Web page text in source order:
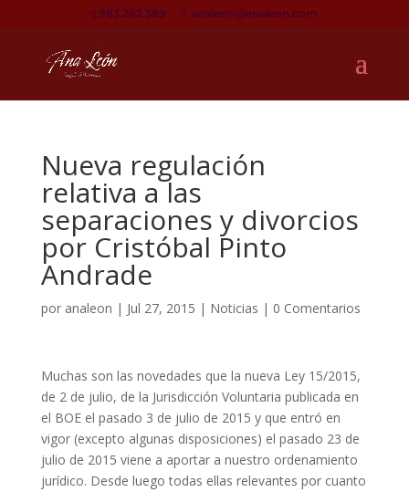
983 262 389 analeon@analeon.com
Nueva regulación
relativa a las
separaciones y divorcios
por Cristóbal Pinto
Andrade
por analeon | Jul 27, 2015 | Noticias | 0 Comentarios
Muchas son las novedades que la nueva Ley 15/2015,
de 2 de julio, de la Jurisdicción Voluntaria publicada en
el BOE el pasado 3 de julio de 2015 y que entró en
vigor (excepto algunas disposiciones) el pasado 23 de
julio de 2015 viene a aportar a nuestro ordenamiento
jurídico. Desde luego todas ellas relevantes por cuanto